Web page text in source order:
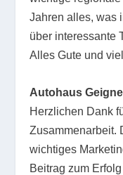
Jahren alles, was
über interessante
Alles Gute und
Autohaus
Herzlichen Dank
Zusammenarbeit.
wichtiges
Beitrag zum